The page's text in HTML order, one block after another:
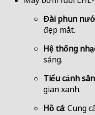
Đài phun
đẹp mắt.
Hệ thống
sáng.
Tiểu cảnh
gian xanh.
Hồ cá: Cung